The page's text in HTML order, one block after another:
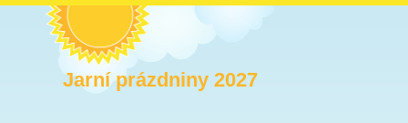
Jarní prázdniny 2027